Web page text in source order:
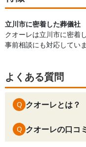
立川市に密着した葬儀社
クオーレは立川市に密着
事前相談にも対応していま
よくある質問
Q クオーレとは？
Q クオーレの口コ